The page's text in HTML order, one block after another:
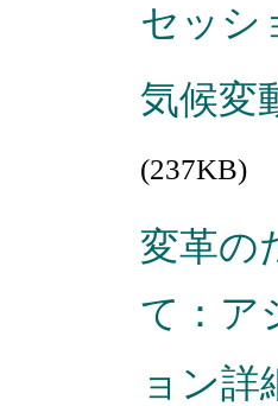
セッシ
気候変
(237KB)
変革の
て：ア
ョン詳